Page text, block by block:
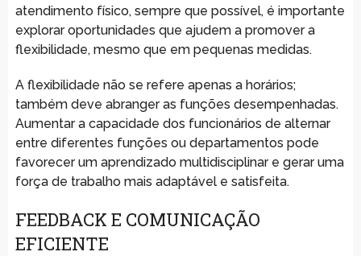
atendimento físico, sempre que possível, é importante
explorar oportunidades que ajudem a promover a
flexibilidade, mesmo que em pequenas medidas.
A flexibilidade não se refere apenas a horários;
também deve abranger as funções desempenhadas.
Aumentar a capacidade dos funcionários de alternar
entre diferentes funções ou departamentos pode
favorecer um aprendizado multidisciplinar e gerar uma
força de trabalho mais adaptável e satisfeita.
FEEDBACK E COMUNICAÇÃO
EFICIENTE